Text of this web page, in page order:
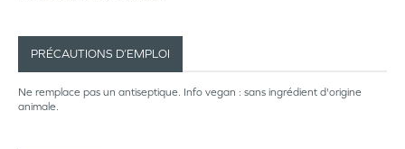
PRÉCAUTIONS D’EMPLOI
Ne remplace pas un antiseptique. Info vegan : sans ingrédient d'origine
animale.